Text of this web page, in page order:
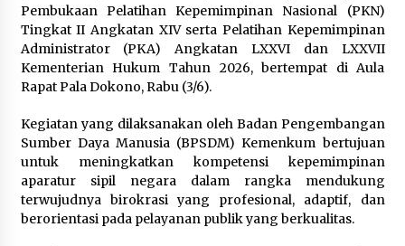
Sarana PAUD Diperkuat, Tangsel
Dorong Angka Partisipasi Sekolah
Terus Meningkat
7 Agustus 2026
KKM Universitas Bina Bangsa
Kelompok 83 Laksanakan
Pendampingan Pembuatan Spanduk
Sebagai Upaya Memperkuat
Pembukaan Pelatihan Kepemimpinan Nasional (PKN)
Tingkat II Angkatan XIV serta Pelatihan Kepemimpinan
Administrator (PKA) Angkatan LXXVI dan LXXVII
Kementerian Hukum Tahun 2026, bertempat di Aula
Rapat Pala Dokono, Rabu (3/6).
Kegiatan yang dilaksanakan oleh Badan Pengembangan
Sumber Daya Manusia (BPSDM) Kemenkum bertujuan
untuk meningkatkan kompetensi kepemimpinan
aparatur sipil negara dalam rangka mendukung
terwujudnya birokrasi yang profesional, adaptif, dan
berorientasi pada pelayanan publik yang berkualitas.